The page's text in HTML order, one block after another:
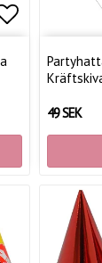
till i
49 SEK